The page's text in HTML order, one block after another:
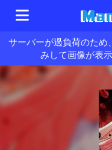
サーバーが過負荷のため
みして画像が表